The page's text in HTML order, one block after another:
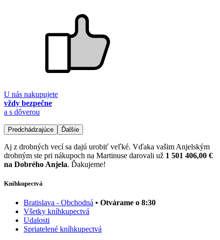
U nás nakupujete
vždy bezpečne
a s dôverou
Predchádzajúce Ďalšie
Aj z drobných vecí sa dajú urobiť veľké. Vďaka vašim Anjelským
drobným ste pri nákupoch na Martinuse darovali už 1 501 406,00 €
na Dobrého Anjela. Ďakujeme!
Kníhkupectvá
Bratislava - Obchodná • Otvárame o 8:30
Všetky kníhkupectvá
Udalosti
Spriatelené kníhkupectvá